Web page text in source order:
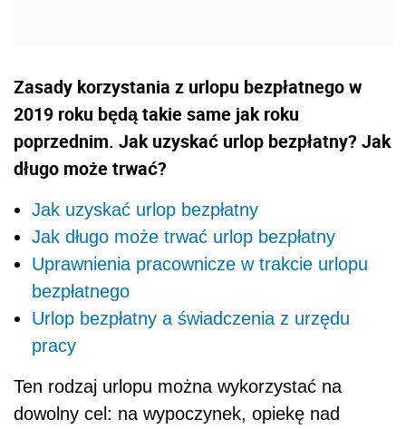
Zasady korzystania z urlopu bezpłatnego w
2019 roku będą takie same jak roku
poprzednim. Jak uzyskać urlop bezpłatny? Jak
długo może trwać?
Jak uzyskać urlop bezpłatny
Jak długo może trwać urlop bezpłatny
Uprawnienia pracownicze w trakcie urlopu
bezpłatnego
Urlop bezpłatny a świadczenia z urzędu
pracy
Ten rodzaj urlopu można wykorzystać na
dowolny cel: na wypoczynek, opiekę nad